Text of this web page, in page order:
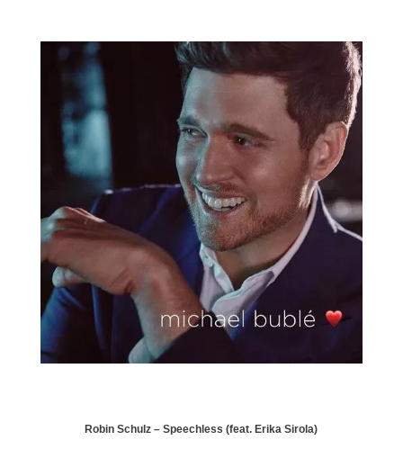
Robin Schulz –Speechless (feat. Erika Sirola)